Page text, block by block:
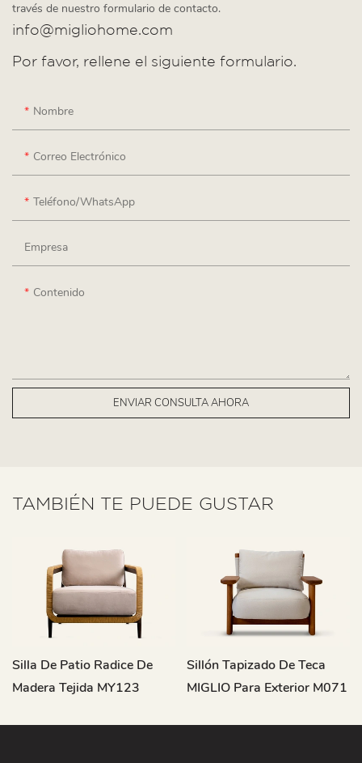
través de nuestro formulario de contacto.
info@migliohome.com
Por favor, rellene el siguiente formulario.
Nombre
Correo Electrónico
Teléfono/WhatsApp
Empresa
Contenido
ENVIAR CONSULTA AHORA
TAMBIÉN TE PUEDE GUSTAR
Silla De Patio Radice De
Madera Tejida MY123
Sillón Tapizado De Teca
MIGLIO Para Exterior M071